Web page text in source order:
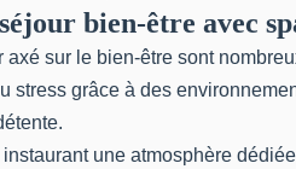
bien-être avec
axé sur le bien-être sont
stress grâce à des
une atmosphère